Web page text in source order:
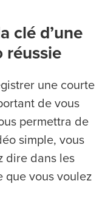
clé d’une
réussie
une courte
de vous
permettra de
simple, vous
dire dans les
que vous voulez